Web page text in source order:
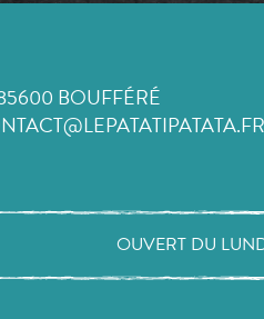
BOUFFÉRÉ
OUVERT DU